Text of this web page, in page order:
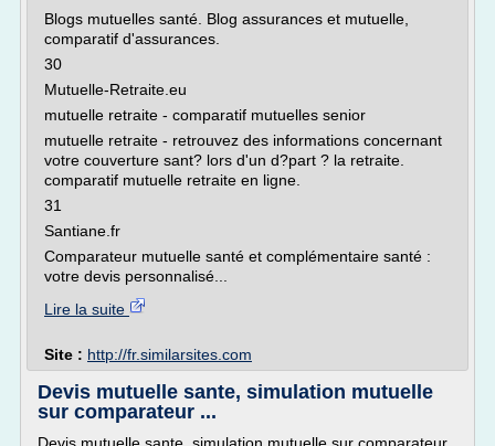
Blogs mutuelles santé. Blog assurances et mutuelle,
comparatif d'assurances.
30
Mutuelle-Retraite.eu
mutuelle retraite - comparatif mutuelles senior
mutuelle retraite - retrouvez des informations concernant
votre couverture sant? lors d'un d?part ? la retraite.
comparatif mutuelle retraite en ligne.
31
Santiane.fr
Comparateur mutuelle santé et complémentaire santé :
votre devis personnalisé...
Lire la suite
Site : http://fr.similarsites.com
Devis mutuelle sante, simulation mutuelle
sur comparateur ...